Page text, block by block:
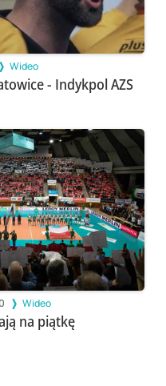
Wideo
- Indykpol AZS
Wideo
na piątkę